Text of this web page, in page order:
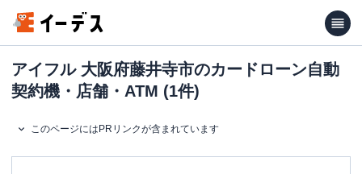
アイフル 大阪府藤井寺市のカードローン自動
契約機・店舗・ATM (1件)
このページにはPRリンクが含まれています